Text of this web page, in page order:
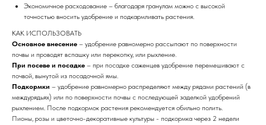
Экономичное расходование – благодаря гранулам можно с высокой
точностью вносить удобрение и подкармливать растения.
КАК ИСПОЛЬЗОВАТЬ
Основное внесение – удобрение равномерно рассыпают по поверхности
почвы и проводят вспашку или перекопку, или рыхление.
При посеве и посадке – при посадке саженцев удобрение перемешивают с
почвой, вынутой из посадочной ямы.
Подкормки – удобрение равномерно распределяют между рядами растений (в
междурядьях) или по поверхности почвы с последующей заделкой удобрений
рыхлением. После подкормок растения рекомендуется обильно полить.
Пионы, розы и цветочно-декоративные культуры - подкормка через 2 недели